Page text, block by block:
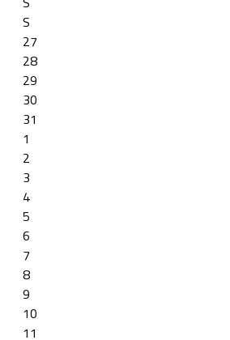
S
27
28
29
30
31
1
2
3
4
5
6
7
8
9
10
11